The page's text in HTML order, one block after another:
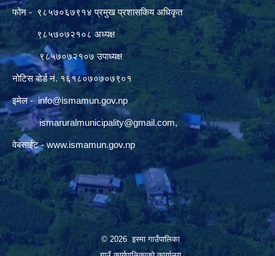
फोन - ९८५७०६७९१४ प्रमुख प्रशासकिय अधिकृत
९८५७०७२१०८ अध्यक्ष
९८५७०७२१०७ उपाध्यक्ष
नोटिस बोर्ड नं. १६१८०७०७०७९०१
इमेल - info@ismamun.gov.np
ismaruralmunicipality@gmail.com,
वेबसाईट -www.ismamun.gov.np
© 2026 इस्मा गाउँपालिका